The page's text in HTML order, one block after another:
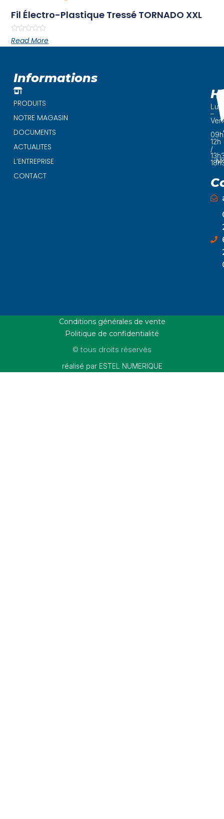
Fil Électro-Plastique Tressé TORNADO XXL
Rated
0
Read More
Informations
PRODUITS
NOTRE MAGASIN
DOCUMENTS
ACTUALITES
L’ENTREPRISE
CONTACT
–
12h
/
Conditions générales de vente
Politique de confidentialité
© tous droits réservés
réalisé par ESTEL NUMERIQUE